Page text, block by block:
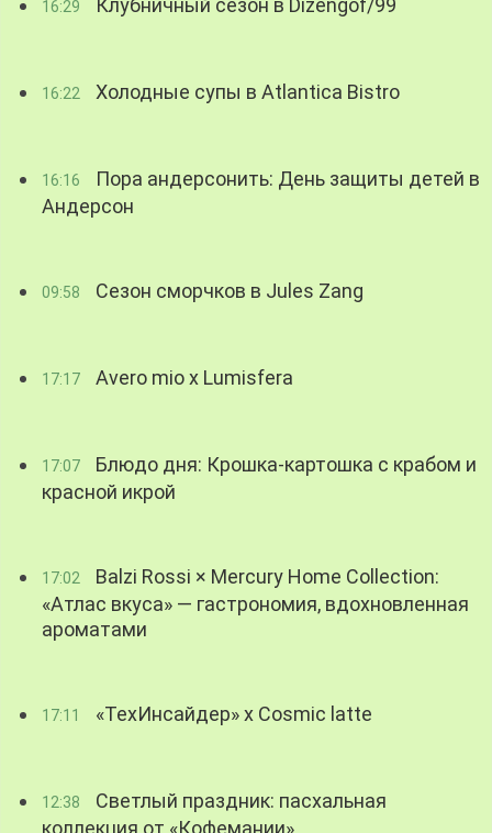
16:29 Клубничный сезон в Dizengof/99
16:22 Холодные супы в Atlantica Bistro
16:16
Пора андерсонить: День защиты детей в
Андерсон
09:58 Сезон сморчков в Jules Zang
17:17 Avero mio x Lumisfera
17:07
Блюдо дня: Крошка-картошка с крабом и
красной икрой
17:02
Balzi Rossi × Mercury Home Collection:
«Атлас вкуса» — гастрономия, вдохновленная
ароматами
17:11 «ТехИнсайдер» х Cosmic latte
12:38
Светлый праздник: пасхальная